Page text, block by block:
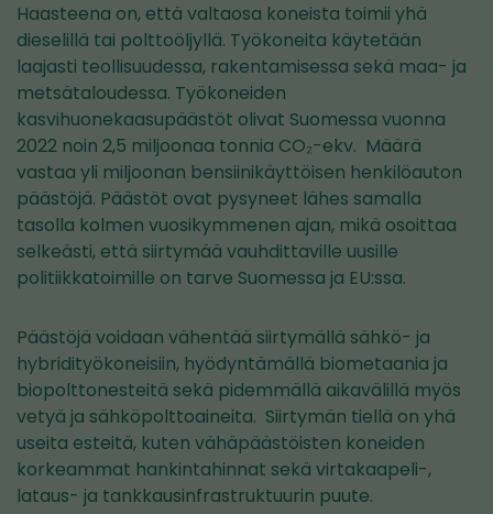
Haasteena on, että valtaosa koneista toimii yhä
dieselillä tai polttoöljyllä. Työkoneita käytetään
laajasti teollisuudessa, rakentamisessa sekä maa- ja
metsätaloudessa. Työkoneiden
kasvihuonekaasupäästöt olivat Suomessa vuonna
2022 noin 2,5 miljoonaa tonnia CO₂-ekv. Määrä
vastaa yli miljoonan bensiinikäyttöisen henkilöauton
päästöjä. Päästöt ovat pysyneet lähes samalla
tasolla kolmen vuosikymmenen ajan, mikä osoittaa
selkeästi, että siirtymää vauhdittaville uusille
politiikkatoimille on tarve Suomessa ja EU:ssa.
Päästöjä voidaan vähentää siirtymällä sähkö- ja
hybridityökoneisiin, hyödyntämällä biometaania ja
biopolttonesteitä sekä pidemmällä aikavälillä myös
vetyä ja sähköpolttoaineita. Siirtymän tiellä on yhä
useita esteitä, kuten vähäpäästöisten koneiden
korkeammat hankintahinnat sekä virtakaapeli-,
lataus- ja tankkausinfrastruktuurin puute.